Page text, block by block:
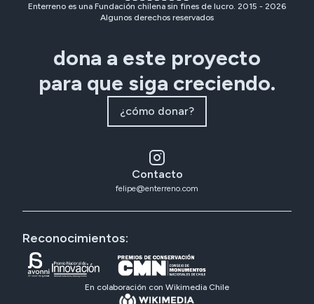
Enterreno es una Fundación chilena sin fines de lucro. 2015 - 2026
Algunos derechos reservados
dona a este proyecto
para que siga creciendo.
¿cómo donar?
Contacto
felipe@enterreno.com
Reconocimientos:
En colaboración con Wikimedia Chile